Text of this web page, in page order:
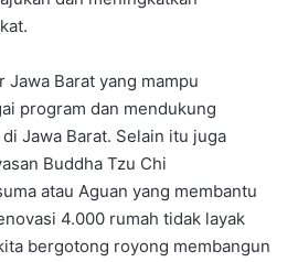
Jawa Barat yang mampu
program dan mendukung
Jawa Barat. Selain itu juga
Buddha Tzu Chi
atau Aguan yang membantu
4.000 rumah tidak layak
bergotong royong membangun